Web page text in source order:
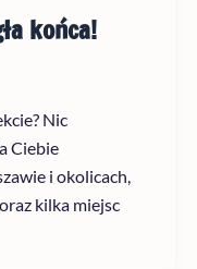
końca!
Nic
Ciebie
i okolicach,
kilka miejsc